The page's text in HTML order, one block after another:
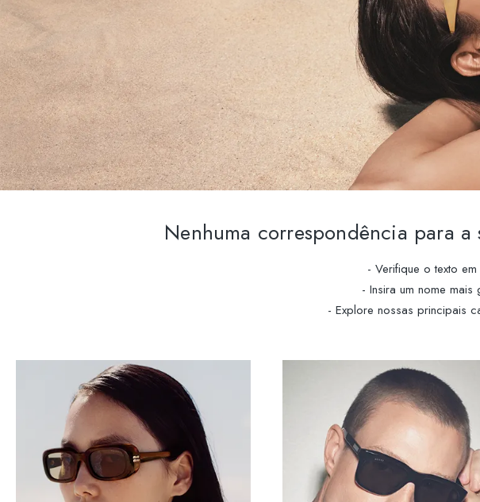
Nenhuma correspondência para
- Verifique o texto
- Insira um nome mais
- Explore nossas principais